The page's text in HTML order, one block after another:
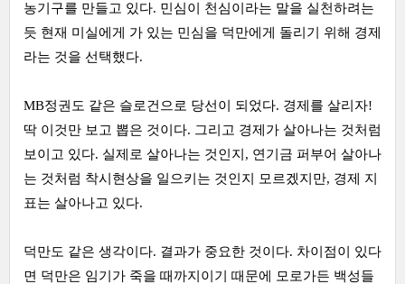
농기구를 만들고 있다. 민심이 천심이라는 말을 실천하려는
듯 현재 미실에게 가 있는 민심을 덕만에게 돌리기 위해 경제
라는 것을 선택했다.
MB정권도 같은 슬로건으로 당선이 되었다. 경제를 살리자!
딱 이것만 보고 뽑은 것이다. 그리고 경제가 살아나는 것처럼
보이고 있다. 실제로 살아나는 것인지, 연기금 퍼부어 살아나
는 것처럼 착시현상을 일으키는 것인지 모르겠지만, 경제 지
표는 살아나고 있다.
덕만도 같은 생각이다. 결과가 중요한 것이다. 차이점이 있다
면 덕만은 임기가 죽을 때까지이기 때문에 모로가든 백성들